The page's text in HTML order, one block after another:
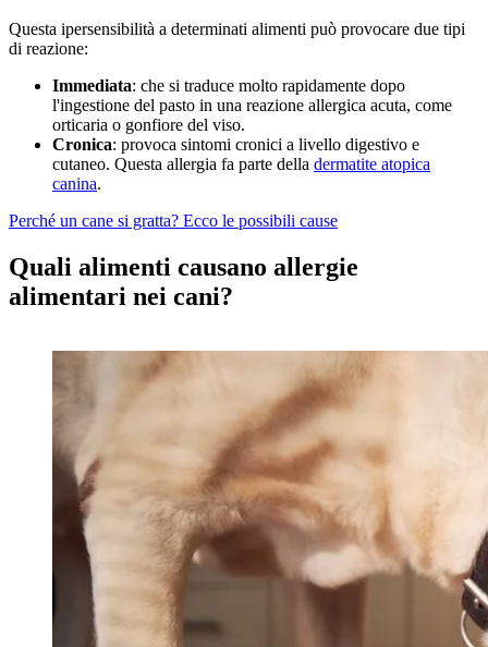
Questa ipersensibilità a determinati alimenti può provocare due tipi
di reazione:
Immediata: che si traduce molto rapidamente dopo
l'ingestione del pasto in una reazione allergica acuta, come
orticaria o gonfiore del viso.
Cronica: provoca sintomi cronici a livello digestivo e
cutaneo. Questa allergia fa parte della dermatite atopica
canina.
Perché un cane si gratta? Ecco le possibili cause
Quali alimenti causano allergie
alimentari nei cani?